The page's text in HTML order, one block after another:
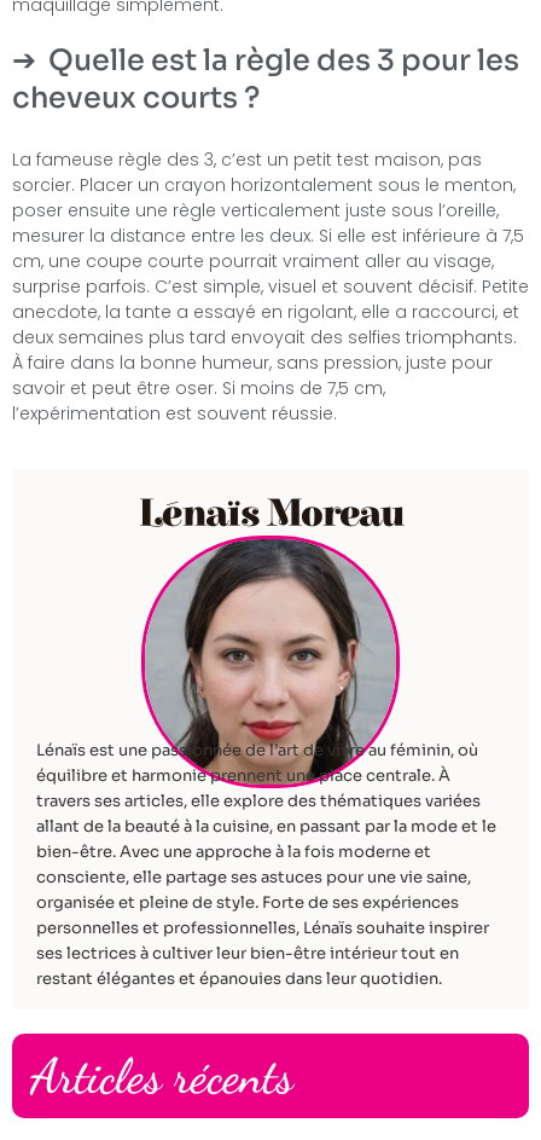
maquillage simplement.
Quelle est la règle des 3 pour les
cheveux courts ?
La fameuse règle des 3, c’est un petit test maison, pas
sorcier. Placer un crayon horizontalement sous le menton,
poser ensuite une règle verticalement juste sous l’oreille,
mesurer la distance entre les deux. Si elle est inférieure à 7,5
cm, une coupe courte pourrait vraiment aller au visage,
surprise parfois. C’est simple, visuel et souvent décisif. Petite
anecdote, la tante a essayé en rigolant, elle a raccourci, et
deux semaines plus tard envoyait des selfies triomphants.
À faire dans la bonne humeur, sans pression, juste pour
savoir et peut être oser. Si moins de 7,5 cm,
l’expérimentation est souvent réussie.
Lénaïs Moreau
Lénaïs est une passionnée de l’art de vivre au féminin, où
équilibre et harmonie prennent une place centrale. À
travers ses articles, elle explore des thématiques variées
allant de la beauté à la cuisine, en passant par la mode et le
bien-être. Avec une approche à la fois moderne et
consciente, elle partage ses astuces pour une vie saine,
organisée et pleine de style. Forte de ses expériences
personnelles et professionnelles, Lénaïs souhaite inspirer
ses lectrices à cultiver leur bien-être intérieur tout en
restant élégantes et épanouies dans leur quotidien.
Articles récents